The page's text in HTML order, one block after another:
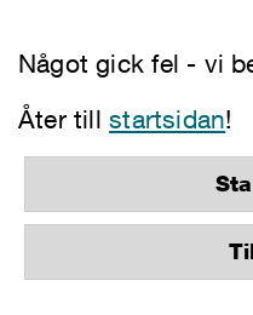
Något gick fel - vi
Åter tillstartsidan!